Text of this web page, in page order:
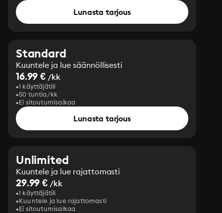
Lunasta tarjous
Standard
Kuuntele ja lue säännöllisesti
16.99 € /kk
1 käyttäjätili
50 tuntia/kk
Ei sitoutumisaikaa
Lunasta tarjous
Unlimited
Kuuntele ja lue rajattomasti
29.99 € /kk
1 käyttäjätili
Kuuntele ja lue rajattomasti
Ei sitoutumisaikaa